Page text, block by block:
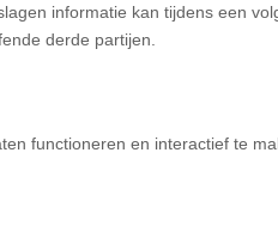
informatie kan tijdens een
derde partijen.
functioneren en interactief te